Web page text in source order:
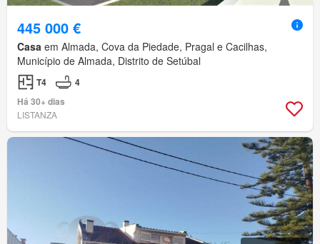
445 000 €
Casa em Almada, Cova da Piedade, Pragal e Cacilhas,
Município de Almada, Distrito de Setúbal
T4
4
Há 30+ dias
LISTANZA